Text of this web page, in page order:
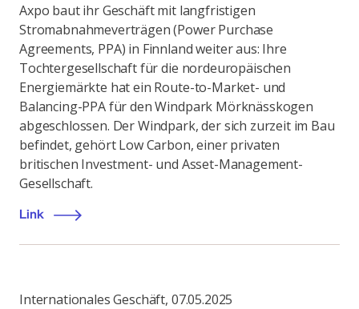
Axpo baut ihr Geschäft mit langfristigen
Stromabnahmeverträgen (Power Purchase
Agreements, PPA) in Finnland weiter aus: Ihre
Tochtergesellschaft für die nordeuropäischen
Energiemärkte hat ein Route-to-Market- und
Balancing-PPA für den Windpark Mörknässkogen
abgeschlossen. Der Windpark, der sich zurzeit im Bau
befindet, gehört Low Carbon, einer privaten
britischen Investment- und Asset-Management-
Gesellschaft.
Link
Internationales Geschäft, 07.05.2025